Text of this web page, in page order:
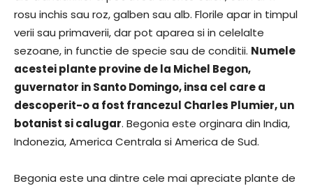
rosu inchis sau roz, galben sau alb. Florile apar in timpul
verii sau primaverii, dar pot aparea si in celelalte
sezoane, in functie de specie sau de conditii. Numele
acestei plante provine de la Michel Begon,
guvernator in Santo Domingo, insa cel care a
descoperit-o a fost francezul Charles Plumier, un
botanist si calugar. Begonia este orginara din India,
Indonezia, America Centrala si America de Sud.
Begonia este una dintre cele mai apreciate plante de